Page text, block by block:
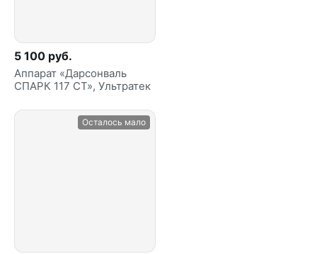
5 100 руб.
Аппарат «Дарсонваль
СПАРК 117 СТ», Ультратек
Осталось мало